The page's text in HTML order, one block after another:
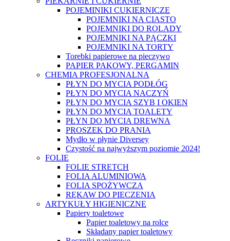
POJEMINIKI CUKIERNICZE
POJEMNIKI NA CIASTO
POJEMNIKI DO ROLADY
POJEMNIKI NA PĄCZKI
POJEMNIKI NA TORTY
Torebki papierowe na pieczywo
PAPIER PAKOWY, PERGAMIN
CHEMIA PROFESJONALNA
PŁYN DO MYCIA PODŁÓG
PŁYN DO MYCIA NACZYŃ
PŁYN DO MYCIA SZYB I OKIEN
PŁYN DO MYCIA TOALETY
PŁYN DO MYCIA DREWNA
PROSZEK DO PRANIA
Mydło w płynie Diversey
Czystość na najwyższym poziomie 2024!
FOLIE
FOLIE STRETCH
FOLIA ALUMINIOWA
FOLIA SPOŻYWCZA
RĘKAW DO PIECZENIA
ARTYKUŁY HIGIENICZNE
Papiery toaletowe
Papier toaletowy na rolce
Składany papier toaletowy